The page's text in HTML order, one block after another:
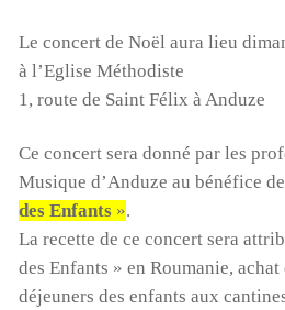
Le concert de Noël aura lieu
à l’Eglise Méthodiste
1, route de Saint Félix à Anduze
Ce concert sera donné par les
Musique d’Anduze au bénéfice
des Enfants».
La recette de ce concert sera
des Enfants » en Roumanie,
déjeuners des enfants aux